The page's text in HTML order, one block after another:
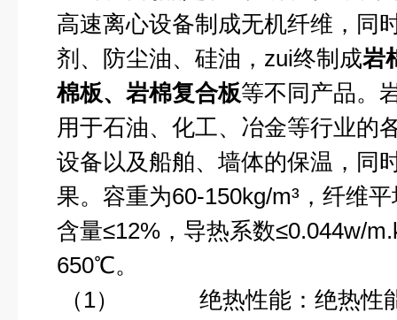
高速离心设备制成无机纤维，同
剂、防尘油、硅油，zui终制成岩
棉板、岩棉复合板等不同产品。
用于石油、化工、冶金等行业的
设备以及船舶、墙体的保温，同
果。容重为60-150kg/m³，纤维
含量≤12%，导热系数≤0.044w/
650℃。
（1）
绝热性能：绝热性